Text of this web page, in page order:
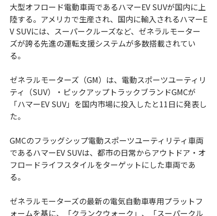
大型オフロード電動車両であるハマーEV SUVが国内に上
陸する。アメリカで生産され、国内に輸入されるハマーE
V SUVには、スーパークルーズなど、ゼネラルモーター
ズが誇る先進の運転支援システムが多数搭載されてい
る。
ゼネラルモーターズ（GM）は、電動スポーツユーティリ
ティ（SUV）・ピックアップトラックブランドGMCが
「ハマーEV SUV」を国内市場に投入したと11日に発表し
た。
GMCのフラッグシップ電動スポーツユーティリティ車両
であるハマーEV SUVは、都市の日常からアウトドア・オ
フロードライフスタイルをターゲットにした車両であ
る。
ゼネラルモーターズの最新の電気自動車専用プラットフ
ォームを基に、「クランクウォーク」、「スーパークル